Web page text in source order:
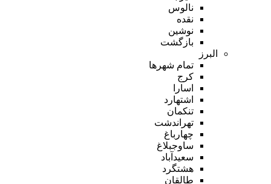
نالوس
نقده
نوشین
بازگشت
البرز
تمام شهر‌ها
کرج
اسارا
اشتهارد
تنکمان
تهراندشت
چهارباغ
ساوجبلاغ
سعیدآباد
هشتگرد
طالقان